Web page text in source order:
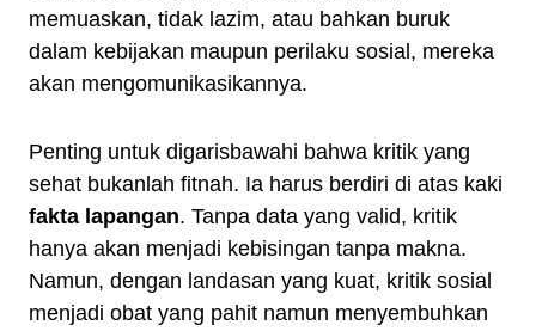
memuaskan, tidak lazim, atau bahkan buruk
dalam kebijakan maupun perilaku sosial, mereka
akan mengomunikasikannya.
Penting untuk digarisbawahi bahwa kritik yang
sehat bukanlah fitnah. Ia harus berdiri di atas kaki
fakta lapangan. Tanpa data yang valid, kritik
hanya akan menjadi kebisingan tanpa makna.
Namun, dengan landasan yang kuat, kritik sosial
menjadi obat yang pahit namun menyembuhkan